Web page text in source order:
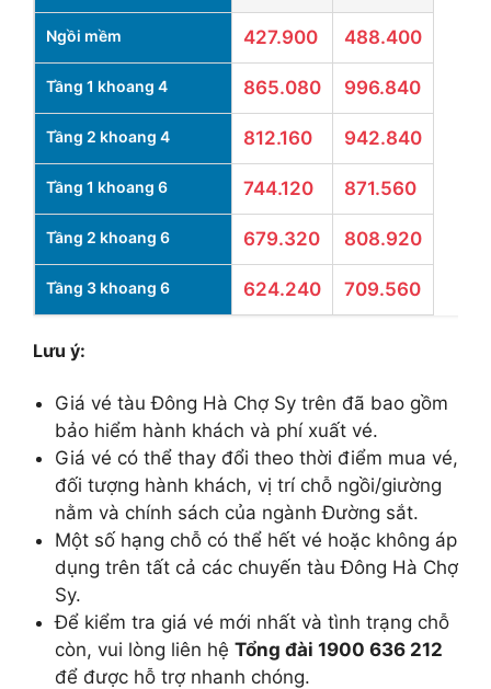
Ngồi mềm 427.900 488.400
Tầng 1 khoang 4 865.080 996.840
Tầng 2 khoang 4 812.160 942.840
Tầng 1 khoang 6 744.120 871.560
Tầng 2 khoang 6 679.320 808.920
Tầng 3 khoang 6 624.240 709.560
Lưu ý:
Giá vé tàu Đông Hà Chợ Sy trên đã bao gồm
bảo hiểm hành khách và phí xuất vé.
Giá vé có thể thay đổi theo thời điểm mua vé,
đối tượng hành khách, vị trí chỗ ngồi/giường
nằm và chính sách của ngành Đường sắt.
Một số hạng chỗ có thể hết vé hoặc không áp
dụng trên tất cả các chuyến tàu Đông Hà Chợ
Sy.
Để kiểm tra giá vé mới nhất và tình trạng chỗ
còn, vui lòng liên hệ Tổng đài 1900 636 212
để được hỗ trợ nhanh chóng.